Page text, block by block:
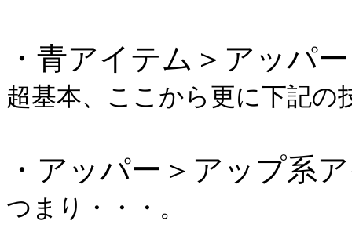
・青アイテム＞アッパー
超基本、ここから更に下記の
・アッパー＞アップ系
つまり・・・。